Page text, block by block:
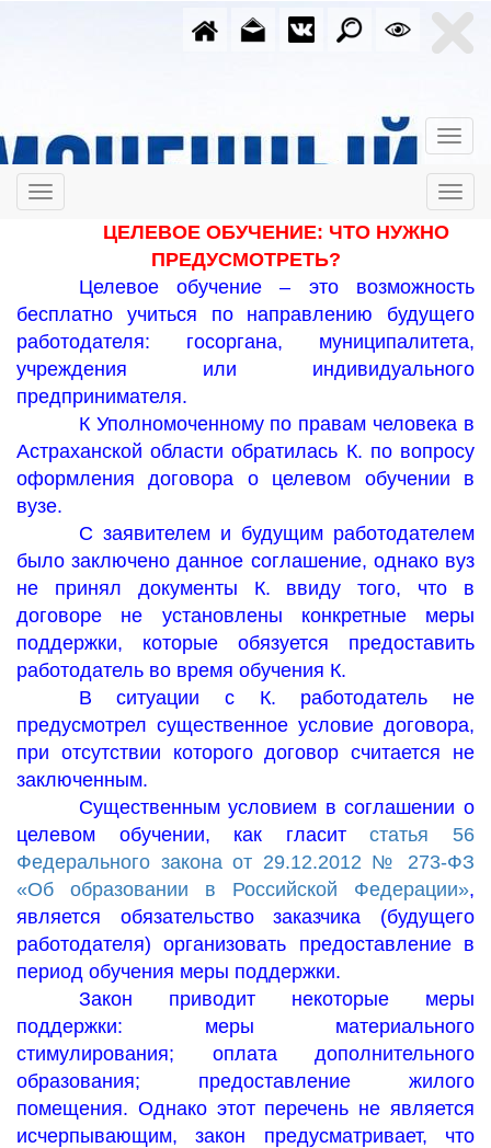
ЦЕЛЕВОЕ ОБУЧЕНИЕ: ЧТО НУЖНО
ПРЕДУСМОТРЕТЬ?
Целевое обучение – это возможность
бесплатно учиться по направлению будущего
работодателя: госоргана, муниципалитета,
учреждения или индивидуального
предпринимателя.
К Уполномоченному по правам человека в
Астраханской области обратилась К. по вопросу
оформления договора о целевом обучении в
вузе.
С заявителем и будущим работодателем
было заключено данное соглашение, однако вуз
не принял документы К. ввиду того, что в
договоре не установлены конкретные меры
поддержки, которые обязуется предоставить
работодатель во время обучения К.
В ситуации с К. работодатель не
предусмотрел существенное условие договора,
при отсутствии которого договор считается не
заключенным.
Существенным условием в соглашении о
целевом обучении, как гласитстатья 56
Федерального закона от 29.12.2012 № 273-ФЗ
«Об образовании в Российской Федерации»,
является обязательство заказчика (будущего
работодателя) организовать предоставление в
период обучения меры поддержки.
Закон приводит некоторые меры
поддержки: меры материального
стимулирования; оплата дополнительного
образования; предоставление жилого
помещения. Однако этот перечень не является
исчерпывающим, закон предусматривает, что